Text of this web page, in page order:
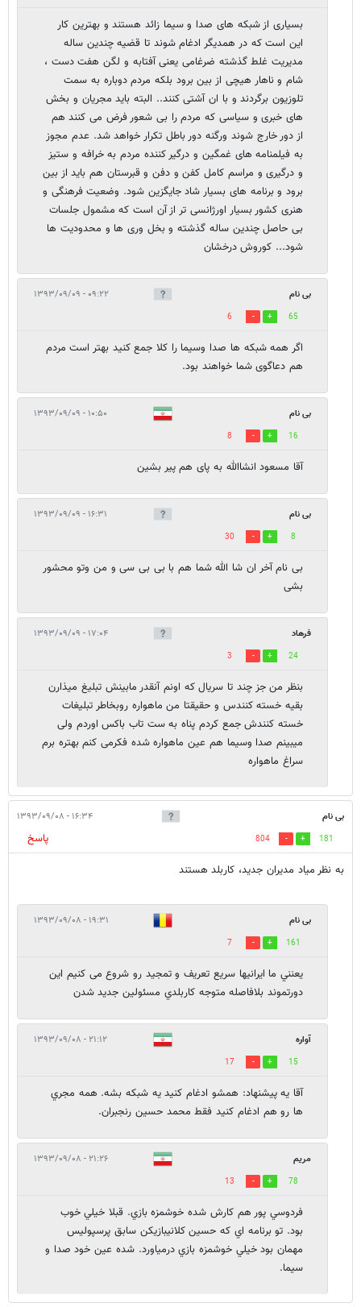
بسیاری از شبکه های صدا و سیما زائد هستند و بهترین کار
این است که در همدیگر ادغام شوند تا قضیه چندین ساله
مدیریت غلط گذشته ضرغامی یعنی آفتابه و لگن هفت دست ،
شام و ناهار هیچی از بین برود بلکه مردم دوباره به سمت
تلوزیون برگردند و با ان آشتی کنند.. البته باید مجریان و بخش
های خبری و سیاسی که مردم را بی شعور فرض می کنند هم
از دور خارج شوند ورگنه دور باطل تکرار خواهد شد. عدم مجوز
به فیلمنامه های غمگین و درگیر کننده مردم به خرافه و ستیز
و درگیری و مراسم کامل کفن و دفن و قبرستان هم باید از بین
برود و برنامه های بسیار شاد جایگزین شود. وضعیت فرهنگی و
هنری کشور بسیار اورژانسی تر از آن است که مشمول جلسات
بی حاصل چندین ساله گذشته و بخل وری ها و محدودیت ها
شود... کوروش درخشان
بی نام ۰۹:۲۲ - ۱۳۹۳/۰۹/۰۹
65
6
اگر همه شبکه ها صدا وسیما را کلا جمع کنید بهتر است مردم
هم دعاگوی شما خواهند بود.
بی نام ۱۰:۵۰ - ۱۳۹۳/۰۹/۰۹
16
8
آقا مسعود انشاالله به پای هم پیر بشین
بی نام ۱۶:۳۱ - ۱۳۹۳/۰۹/۰۹
8
30
بی نام آخر ان شا الله شما هم با بی بی سی و من وتو محشور
بشی
فرهاد ۱۷:۰۴ - ۱۳۹۳/۰۹/۰۹
24
3
بنظر من جز چند تا سریال که اونم آنقدر مابینش تبلیغ میذارن
بقیه خسته کنندس و حقیقتا من ماهواره روبخاطر تبلیغات
خسته کنندش جمع کردم پناه به ست تاب باکس اوردم ولی
میبینم صدا وسیما هم عین ماهواره شده فکرمی کنم بهتره برم
سراغ ماهواره
بی نام ۱۶:۳۴ - ۱۳۹۳/۰۹/۰۸
181
804
پاسخ
به نظر میاد مدیران جدید، کاربلد هستند
بی نام ۱۹:۳۱ - ۱۳۹۳/۰۹/۰۸
161
7
يعنني ما ایرانیها سریع تعریف و تمجید رو شروع می کنیم این
دورتموند بلافاصله متوجه کاربلدي مسئولین جدید شدن
آواره ۲۱:۱۲ - ۱۳۹۳/۰۹/۰۸
15
17
آقا يه پيشنهاد: همشو ادغام كنيد يه شبكه بشه. همه مجري
ها رو هم ادغام كنيد فقط محمد حسين رنجبران.
مريم ۲۱:۲۶ - ۱۳۹۳/۰۹/۰۸
78
13
فردوسي پور هم كارش شده خوشمزه بازي. قبلا خيلي خوب
بود. تو برنامه اي كه حسين كلانيبازيكن سابق پرسپوليس
مهمان بود خيلي خوشمزه بازي درمياورد. شده عين خود صدا و
سيما.